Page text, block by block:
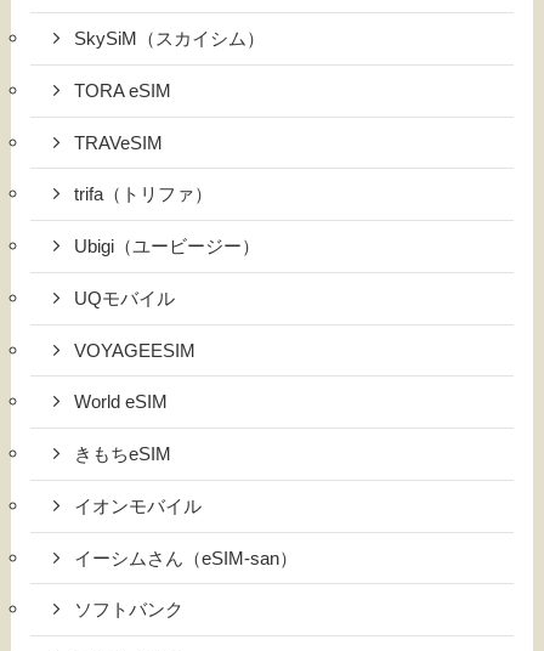
SkySiM（スカイシム）
TORA eSIM
TRAVeSIM
trifa（トリファ）
Ubigi（ユービージー）
UQモバイル
VOYAGEESIM
World eSIM
きもちeSIM
イオンモバイル
イーシムさん（eSIM-san）
ソフトバンク